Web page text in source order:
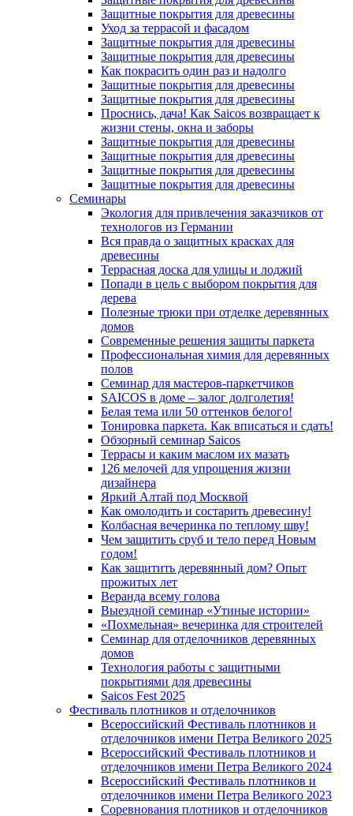
Защитные покрытия для древесины
Уход за террасой и фасадом
Защитные покрытия для древесины
Защитные покрытия для древесины
Как покрасить один раз и надолго
Защитные покрытия для древесины
Защитные покрытия для древесины
Проснись, дача! Как Saicos возвращает к
жизни стены, окна и заборы
Защитные покрытия для древесины
Защитные покрытия для древесины
Защитные покрытия для древесины
Защитные покрытия для древесины
Семинары
Экология для привлечения заказчиков от
технологов из Германии
Вся правда о защитных красках для
древесины
Террасная доска для улицы и лоджий
Попади в цель с выбором покрытия для
дерева
Полезные трюки при отделке деревянных
домов
Современные решения защиты паркета
Профессиональная химия для деревянных
полов
Семинар для мастеров-паркетчиков
SAICOS в доме – залог долголетия!
Белая тема или 50 оттенков белого!
Тонировка паркета. Как вписаться и сдать!
Обзорный семинар Saicos
Террасы и каким маслом их мазать
126 мелочей для упрощения жизни
дизайнера
Яркий Алтай под Москвой
Как омолодить и состарить древесину!
Колбасная вечеринка по теплому шву!
Чем защитить сруб и тело перед Новым
годом!
Как защитить деревянный дом? Опыт
прожитых лет
Веранда всему голова
Выездной семинар «Утиные истории»
«Похмельная» вечеринка для строителей
Семинар для отделочников деревянных
домов
Технология работы с защитными
покрытиями для древесины
Saicos Fest 2025
Фестиваль плотников и отделочников
Всероссийский Фестиваль плотников и
отделочников имени Петра Великого 2025
Всероссийский Фестиваль плотников и
отделочников имени Петра Великого 2024
Всероссийский Фестиваль плотников и
отделочников имени Петра Великого 2023
Соревнования плотников и отделочников